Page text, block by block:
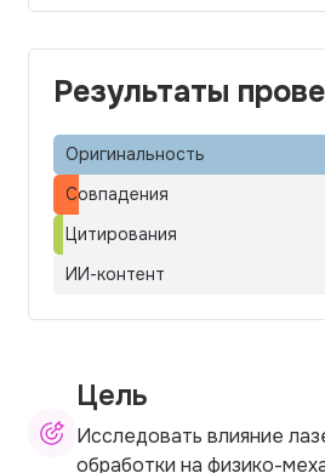
Результаты
Оригинальность
Совпадения
Цитирования
ИИ-контент
Цель
Исследовать влияние
обработки на физико-